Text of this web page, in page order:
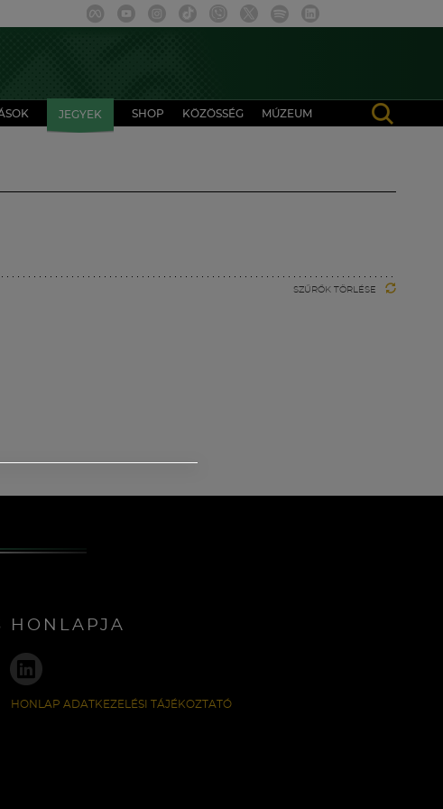
JEGYEK SHOP KÖZÖSSÉG MÚZEUM
SZŰRŐK TÖRLÉSE
HONLAPJA
HONLAP ADATKEZELÉSI TÁJÉKOZTATÓ